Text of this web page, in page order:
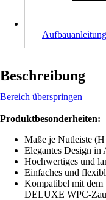
Aufbauanleitung
Beschreibung
Bereich überspringen
Produktbesonderheiten:
Maße je Nutleiste
Elegantes Design in
Hochwertiges und
Einfaches und
Kompatibel mit
DELUXE WPC-